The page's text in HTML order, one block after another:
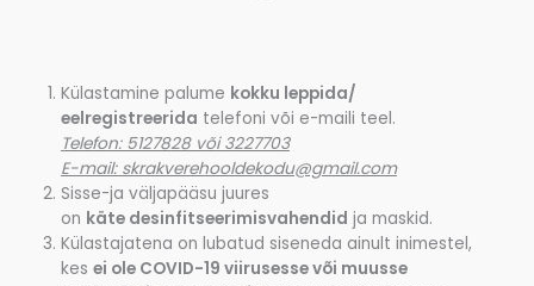
Külastamine palume kokku leppida/
eelregistreerida telefoni või e-maili teel.
Telefon: 5127828 või 3227703
E-mail: skrakverehooldekodu@gmail.com
Sisse-ja väljapääsu juures
on käte desinfitseerimisvahendid ja maskid.
Külastajatena on lubatud siseneda ainult inimestel,
kesei ole COVID-19 viirusesse või muusse